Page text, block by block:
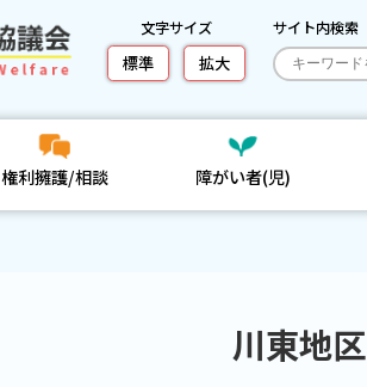
文字サイズ
標準 拡大
サイト内検索
権利擁護/相談 障がい者(児)
川東地区